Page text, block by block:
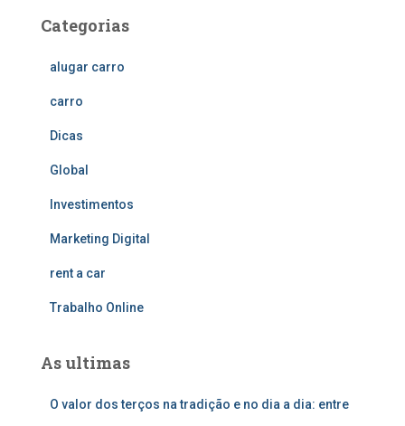
Categorias
alugar carro
carro
Dicas
Global
Investimentos
Marketing Digital
rent a car
Trabalho Online
As ultimas
O valor dos terços na tradição e no dia a dia: entre